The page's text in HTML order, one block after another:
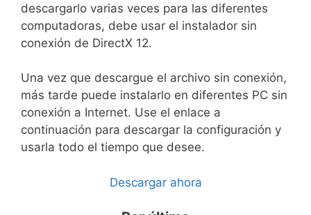
descargarlo varias veces para las diferentes
computadoras, debe usar el instalador sin
conexión de DirectX 12.
Una vez que descargue el archivo sin conexión,
más tarde puede instalarlo en diferentes PC sin
conexión a Internet. Use el enlace a
continuación para descargar la configuración y
usarla todo el tiempo que desee.
Descargar ahora